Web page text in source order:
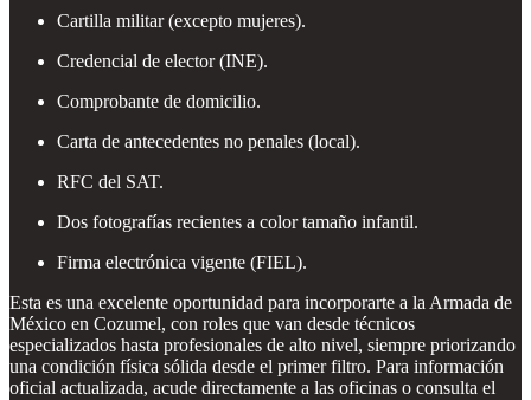
Cartilla militar (excepto mujeres).
Credencial de elector (INE).
Comprobante de domicilio.
Carta de antecedentes no penales (local).
RFC del SAT.
Dos fotografías recientes a color tamaño infantil.
Firma electrónica vigente (FIEL).
Esta es una excelente oportunidad para incorporarte a la Armada de
México en Cozumel, con roles que van desde técnicos
especializados hasta profesionales de alto nivel, siempre priorizando
una condición física sólida desde el primer filtro. Para información
oficial actualizada, acude directamente a las oficinas o consulta el